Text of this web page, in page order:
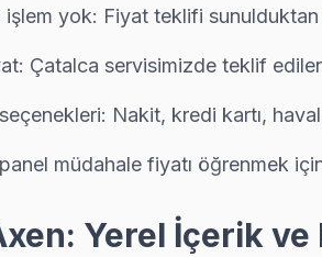
Axen müşterilerimiz tamir
işlem yok: Fiyat teklifi
Çatalca servisimizde teklif
Nakit, kredi kartı,
müdahale fiyatı öğrenmek
Yerel İçerik ve